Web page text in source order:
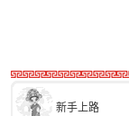
新手上路